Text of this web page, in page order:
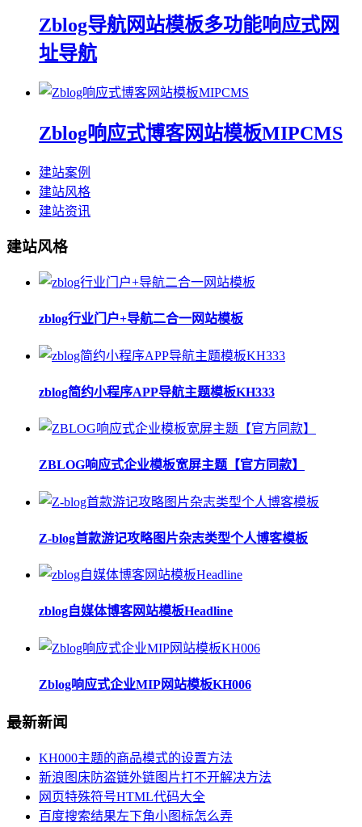
Zblog导航网站模板多功能响应式网
址导航
Zblog响应式博客网站模板MIPCMS
建站案例
建站风格
建站资讯
建站风格
zblog行业门户+导航二合一网站模板
zblog简约小程序APP导航主题模板KH333
ZBLOG响应式企业模板宽屏主题【官方同款】
Z-blog首款游记攻略图片杂志类型个人博客模板
zblog自媒体博客网站模板Headline
Zblog响应式企业MIP网站模板KH006
最新新闻
KH000主题的商品模式的设置方法
新浪图床防盗链外链图片打不开解决方法
网页特殊符号HTML代码大全
百度搜索结果左下角小图标怎么弄